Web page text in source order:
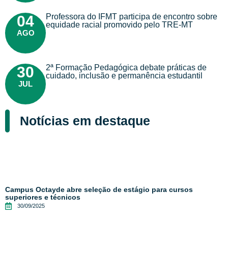
04
AGO
Professora do IFMT participa de encontro sobre
equidade racial promovido pelo TRE-MT
30
JUL
2ª Formação Pedagógica debate práticas de
cuidado, inclusão e permanência estudantil
Notícias em destaque
Campus Octayde abre seleção de estágio para cursos
superiores e técnicos
30/09/2025